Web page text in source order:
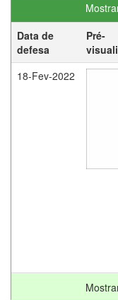
Data de
defesa
Pré-
18-Fev-2022